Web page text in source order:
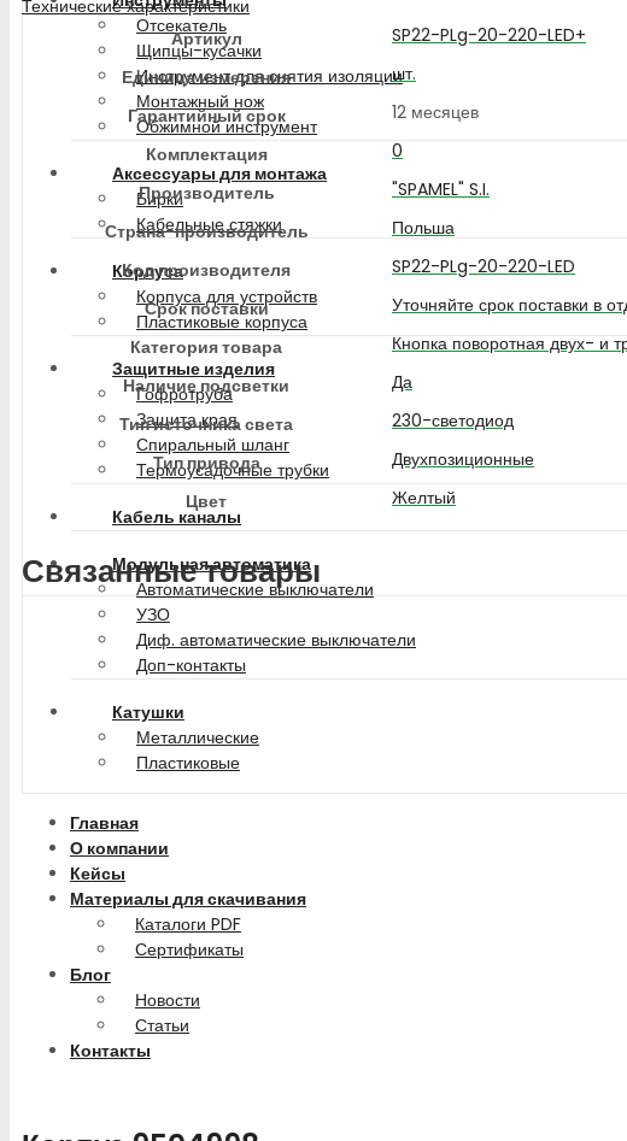
Отсекатель
Щипцы-кусачки
Инструмент для снятия изоляции
Монтажный нож
Обжимной инструмент
Аксессуары для монтажа
Бирки
Кабельные стяжки
Корпуса
Корпуса для устройств
Пластиковые корпуса
Защитные изделия
Гофротруба
Защита края
Спиральный шланг
Термоусадочные трубки
Кабель каналы
Модульная автоматика
Автоматические выключатели
УЗО
Диф. автоматические выключатели
Доп-контакты
Катушки
Металлические
Пластиковые
Главная
О компании
Кейсы
Материалы для скачивания
Каталоги PDF
Сертификаты
Блог
Новости
Статьи
Контакты
Технические характеристики
Артикул
SP22-PLg-20-220-LED+
Единица измерения
шт.
Гарантийный срок
12 месяцев
Комплектация
0
Производитель
"SPAMEL" S.I.
Страна-производитель
Польша
Код производителя
SP22-PLg-20-220-LED
Срок поставки
Уточняйте срок поставки в
Категория товара
Кнопка поворотная двух- и
Наличие подсветки
Да
Тип источника света
230-светодиод
Тип привода
Двухпозиционные
Цвет
Желтый
Связанные товары